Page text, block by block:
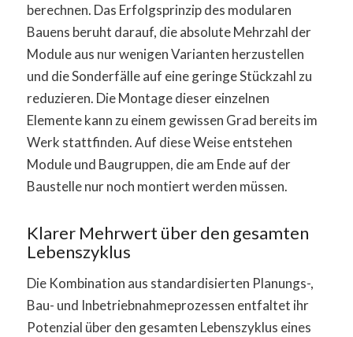
berechnen. Das Erfolgsprinzip des modularen
Bauens beruht darauf, die absolute Mehrzahl der
Module aus nur wenigen Varianten herzustellen
und die Sonderfälle auf eine geringe Stückzahl zu
reduzieren. Die Montage dieser einzelnen
Elemente kann zu einem gewissen Grad bereits im
Werk stattfinden. Auf diese Weise entstehen
Module und Baugruppen, die am Ende auf der
Baustelle nur noch montiert werden müssen.
Klarer Mehrwert über den gesamten
Lebenszyklus
Die Kombination aus standardisierten Planungs-,
Bau- und Inbetriebnahmeprozessen entfaltet ihr
Potenzial über den gesamten Lebenszyklus eines